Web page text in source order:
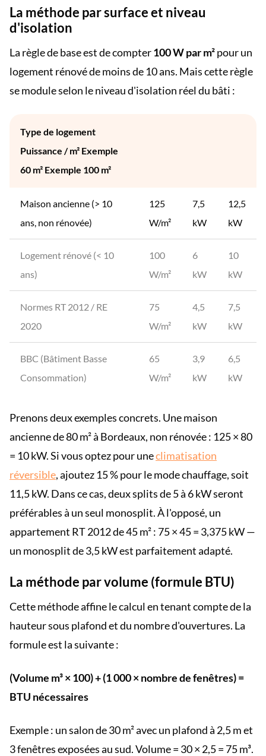
La méthode par surface et niveau
d'isolation
La règle de base est de compter100 W par m²pour un
logement rénové de moins de 10 ans. Mais cette règle
se module selon le niveau d'isolation réel du bâti :
Type de logement
Puissance / m² Exemple
60 m² Exemple 100 m²
Maison ancienne (> 10
ans, non rénovée)
125
W/m²
7,5
kW
12,5
kW
Logement rénové (< 10
ans)
100
W/m²
6
kW
10
kW
Normes RT 2012 / RE
2020
75
W/m²
4,5
kW
7,5
kW
BBC (Bâtiment Basse
Consommation)
65
W/m²
3,9
kW
6,5
kW
Prenons deux exemples concrets. Une maison
ancienne de 80 m² à Bordeaux, non rénovée : 125 × 80
= 10 kW. Si vous optez pour uneclimatisation
réversible, ajoutez 15 % pour le mode chauffage, soit
11,5 kW. Dans ce cas, deux splits de 5 à 6 kW seront
préférables à un seul monosplit. À l'opposé, un
appartement RT 2012 de 45 m² : 75 × 45 = 3,375 kW —
un monosplit de 3,5 kW est parfaitement adapté.
La méthode par volume (formule BTU)
Cette méthode affine le calcul en tenant compte de la
hauteur sous plafond et du nombre d'ouvertures. La
formule est la suivante :
(Volume m³ × 100) + (1 000 × nombre de fenêtres) =
BTU nécessaires
Exemple : un salon de 30 m² avec un plafond à 2,5 m et
3 fenêtres exposées au sud. Volume = 30 × 2,5 = 75 m³.